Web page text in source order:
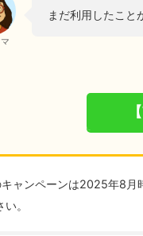
まだ利用したこと
ャンペーンは2025年8月
。